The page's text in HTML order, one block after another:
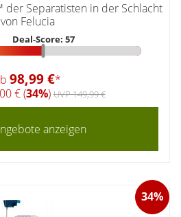
der Separatisten in der Schlacht
von Felucia
Deal-Score: 57
98,99 €*
€ (34%)UVP 149,99 €
anzeigen
34%